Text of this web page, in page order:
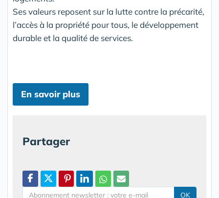
Ses valeurs reposent sur la lutte contre la précarité,
l’accès à la propriété pour tous, le développement
durable et la qualité de services.
En savoir plus
Partager
OK